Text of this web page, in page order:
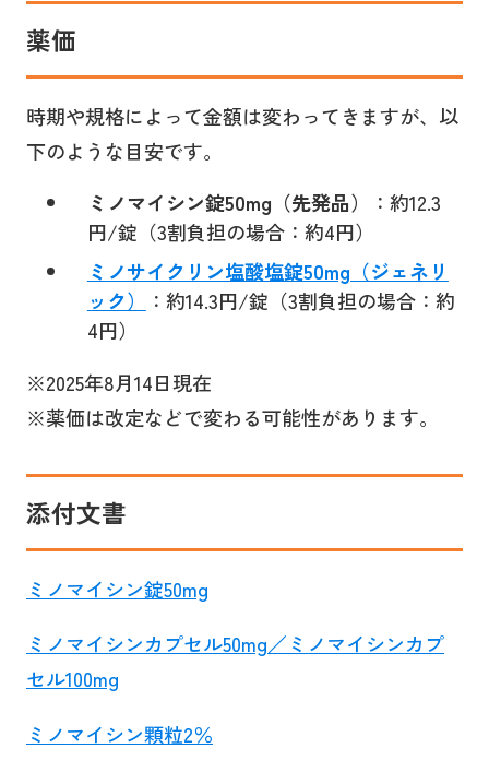
薬価
時期や規格によって金額は変わってきますが、以
下のような目安です。
ミノマイシン錠50mg（先発品）
：約12.3
円/錠（3割負担の場合：約4円）
ミノサイクリン塩酸塩錠50mg（ジェネリ
ック）
：約14.3円/錠（3割負担の場合：約
4円）
※2025年8月14日現在
※薬価は改定などで変わる可能性があります。
添付文書
ミノマイシン錠50mg
ミノマイシンカプセル50mg／ミノマイシンカプ
セル100mg
ミノマイシン顆粒2％